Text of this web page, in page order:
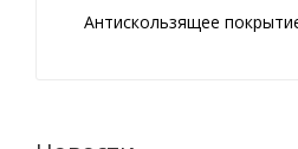
Антискользящее